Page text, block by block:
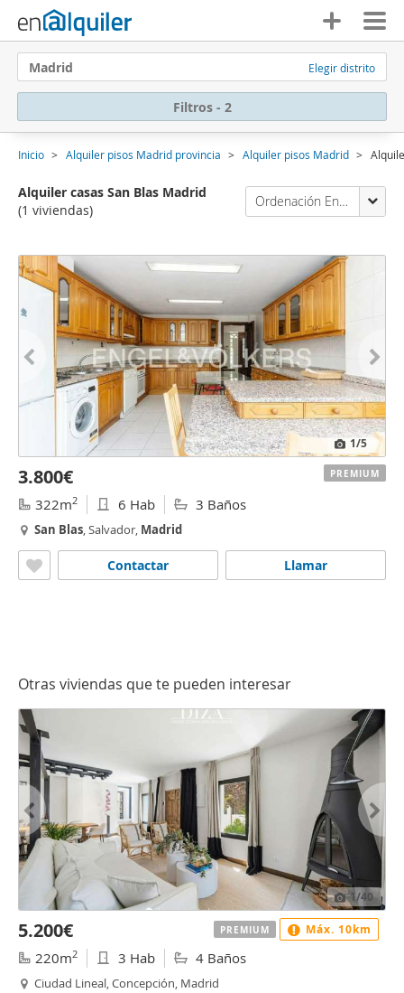
Madrid Elegir distrito
Filtros - 2
Inicio Alquiler pisos Madrid provincia Alquiler pisos Madrid
Alquiler casas San Blas Madrid
(1 viviendas)
Ordenación Enalquiler
1/5
3.800€
322m2 6 Hab 3 Baños
San Blas, Salvador, Madrid
Llamar
Contactar
PREMIUM
Otras viviendas que te pueden interesar
1/40
5.200€
220m2 3 Hab 4 Baños
Ciudad Lineal, Concepción, Madrid
PREMIUM Máx. 10km